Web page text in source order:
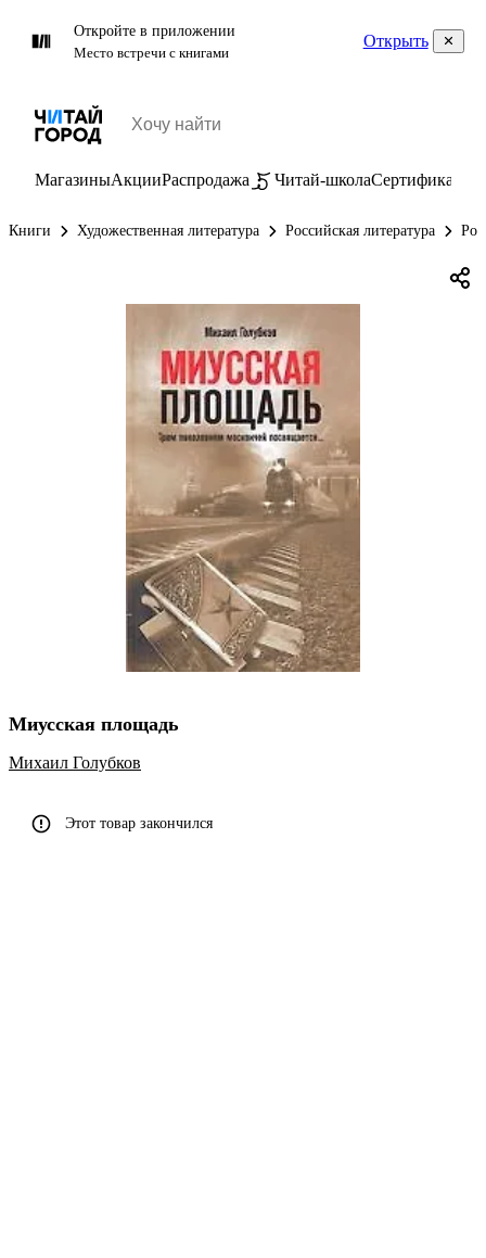
Откройте в приложении
Место встречи с книгами
Открыть
МагазиныАкцииРаспродажа Читай-школаСертификаты
Книги Художественная литература Российская литература
Миусская площадь
Михаил Голубков
Этот товар закончился